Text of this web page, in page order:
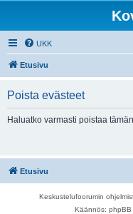
UKK
Etusivu
Poista evästeet
Haluatko varmasti poistaa
Etusivu
Keskustelufoorumin
Käännös: phpBB